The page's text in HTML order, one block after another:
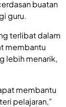
buatan
guru.
terlibat dalam
membantu
lebih menarik,
membantu
pelajaran,”